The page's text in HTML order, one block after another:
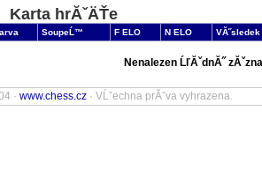
Karta hrĂˇÄŤe
SoupeĹ™ F ELO N ELO VĂ˝sledek
Nenalezen ĹľĂˇdnĂ˝
· www.chess.cz · VĹˇechna prĂˇva vyhrazena.